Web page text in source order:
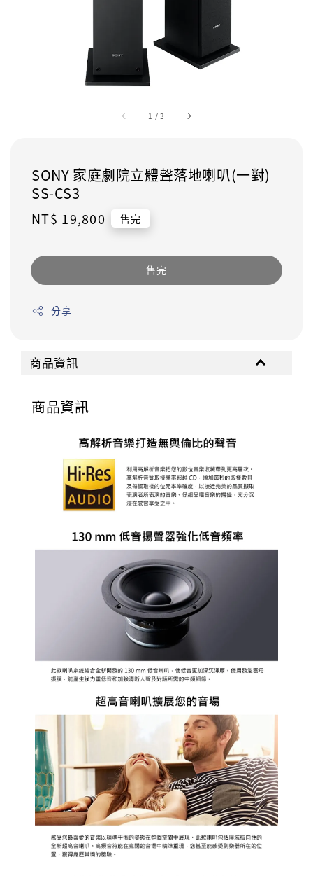
1 /3
SONY 家庭劇院立體聲落地喇叭(一對)
SS-CS3
Regular
NT$ 19,800 售完
售完
分享
商品資訊
商品資訊